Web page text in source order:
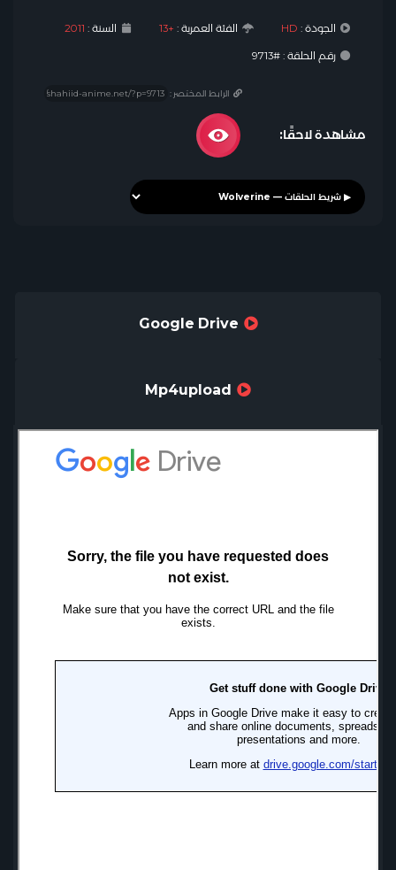
الجودة : HD الفئة العمرية : +13 السنة : 2011
رقم الحلقة : #9713
الرابط المختصر :
مشاهدة لاحقًا: